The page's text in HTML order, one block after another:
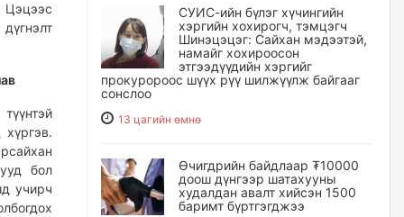
Цэцээс
бол
учирч
СУИС-ийн бүлэг хүчингийн
хэргийн хохирогч, тэмцэгч
Шинэцэцэг: Сайхан мэдээтэй,
намайг хохироосон
этгээдүүдийн хэргийг
прокуророос шүүх рүү шилжүүлж байгааг
сонслоо
13 цагийн өмнө
Өчигдрийн байдлаар ₮10000
доош дүнгээр шатахууны
худалдан авалт хийсэн 1500
баримт бүртгэгджээ